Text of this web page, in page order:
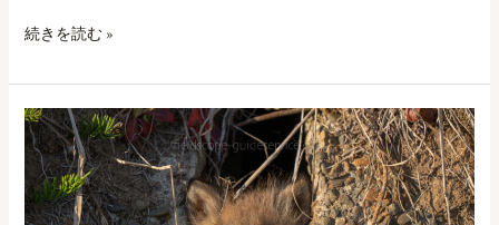
由
続きを読む »
About
Our
Green
Season